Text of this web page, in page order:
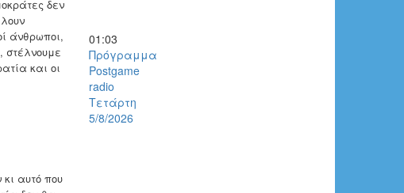
δεν
άνθρωποι,
στέλνουμε
και οι
αυτό που
01:03
Πρόγραμμα
Postgame
radio
Τετάρτη
5/8/2026